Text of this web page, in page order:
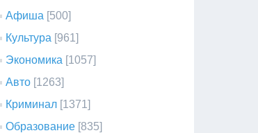
Афиша [500]
Культура [961]
Экономика [1057]
Авто [1263]
Криминал [1371]
Образование [835]